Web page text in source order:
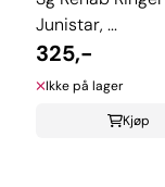
Junistar, ...
325,-
Ikke på lager
Kjøp